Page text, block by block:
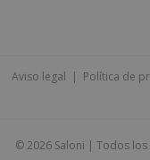
Aviso legal | Política de
©2026 Saloni | Todos